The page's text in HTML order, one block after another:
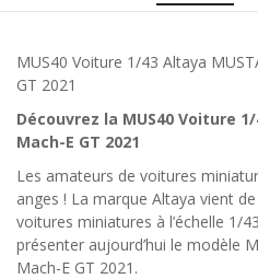
MUS40 Voiture 1/43 Altaya
GT 2021
Découvrez la MUS40 Voiture
Mach-E GT 2021
Les amateurs de voitures
anges ! La marque Altaya vient
voitures miniatures à l’échelle 1/
présenter aujourd’hui le modèle
Mach-E GT 2021.